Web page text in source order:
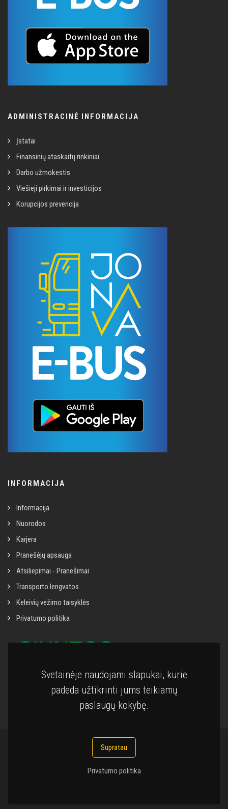
Svetainėje naudojami slapukai, kurie
padeda užtikrinti jums teikiamų
paslaugų kokybę.
Supratau
Privatumo politika
ADMINISTRACINĖ INFORMACIJA
Įstatai
Finansinių ataskaitų rinkiniai
Darbo užmokestis
Viešieji pirkimai ir investicijos
Korupcijos prevencija
INFORMACIJA
Informacija
Nuorodos
Karjera
Pranešėjų apsauga
Atsiliepimai - Pranešimai
Transporto lengvatos
Keleivių vežimo taisyklės
Privatumo politika
Visos teisės saugomos © 2008 "Jonavos autobusai", UAB